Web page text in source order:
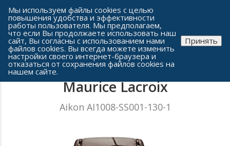
Сеть часовых салонов г. Челябинска
Мужские часы
Maurice Lacroix
Aikon AI1008-SS001-130-1
Мы используем файлы cookies с целью
повышения удобства и эффективности
работы пользователя. Мы предполагаем,
что если Вы продолжаете использовать наш
сайт, Вы согласны с использованием нами
файлов cookies. Вы всегда можете изменить
настройки своего интернет-браузера и
отказаться от сохранения файлов cookies на
нашем сайте.
Принять